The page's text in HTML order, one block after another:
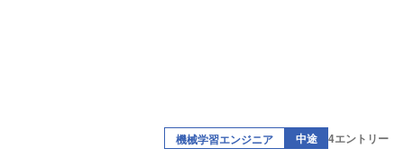
機械学習エンジニア 中途 4エントリー